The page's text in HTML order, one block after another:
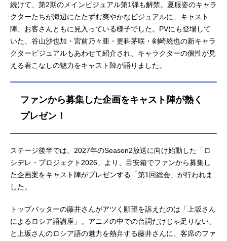
続けて、第2期のメインビジュアル第1弾も解禁。夏服姿のキャラ
クターたちが海辺にたたずむ爽やかなビジュアルに、キャスト
陣、お客さんともに見入っている様子でした。PVにも登場して
いた、谷山沙也加・宮前乃々亜・更科茅咲・剣崎統也の新キャラ
クタービジュアルもあわせて紹介され、キャラクターの個性が見
える着こなしの魅力をキャスト陣が語りました。
ファンから募集した企画をキャスト陣が熱く
プレゼン！
ステージ後半では、2027年のSeason2放送に向け始動した「ロ
シデレ・プロジェクト2026」より、目安箱でファンから募集し
た企画案をキャスト陣がプレゼンする「第1回総会」が行われま
した。
トップバッターの藤井さんがアツく願望を訴えたのは「上坂さん
によるロシア語講座」。アニメの中での台詞だけじゃ足りない、
と上坂さんのロシア語の魅力を熱弁する藤井さんに、客席のファ